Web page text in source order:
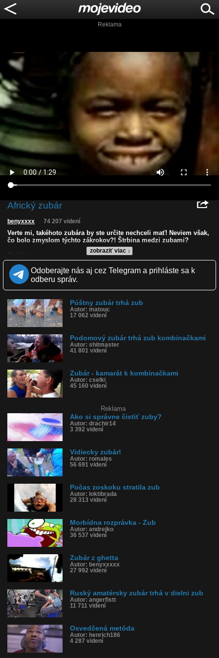
Reklama
Africký zubár
zobraziť viac ↓
benyxxxx 74 207 videní
Verte mi, takéhoto zubára by ste určite nechceli mať! Neviem však,
čo bolo zmyslom týchto zákrokov?! Štrbina medzi zubami?
Zverejnené: 15.5.2010 12:51
Páči sa: 55% (102 hlasov)
Obľúbené: 45
Komentárov: 181
Kategória: šokujúce
Tagy: zubár, afrika, zub, zuby, dláto, ústa
História sledovanosti videa:
Odoberajte nás aj cez Telegram a prihláste sa k
odberu správ.
Púštny zubár trhá zub
Autor: matouc
17 062 videní
Podomový zubár trhá zub kombinačkami
Autor: shitmaster
41 801 videní
Zubár - kamarát k kombinačkami
Autor: cselki
45 160 videní
Reklama
Ako si správne čistiť zuby?
Autor: drachir14
3 392 videní
Vidiecky zubár!
Autor: romales
56 691 videní
Počas zoskoku stratila zub
Autor: loktibrada
28 313 videní
Morbídna rozprávka - Zub
Autor: andrejko
36 537 videní
Zubár z ghetta
Autor: benyxxxxx
27 992 videní
Ruský amatérsky zubár trhá v dielni zub
Autor: angerfistt
11 711 videní
Osvedčená metóda
Autor: henrich186
4 287 videní